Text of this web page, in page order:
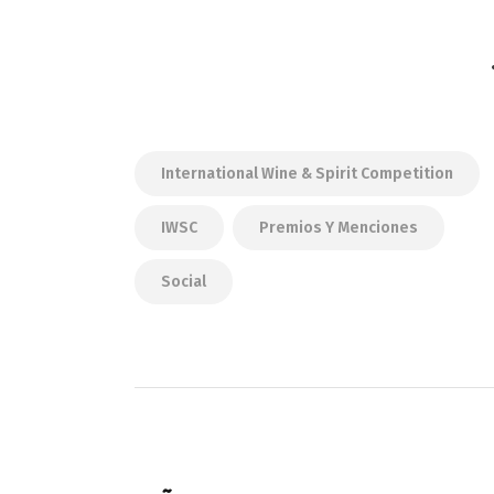
International Wine & Spirit Competition
IWSC Premios Y Menciones
Social